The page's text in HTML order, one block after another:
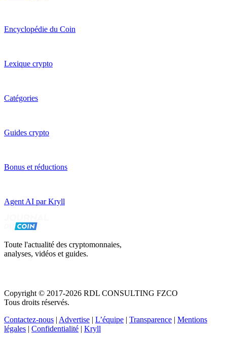
Encyclopédie du Coin
Lexique crypto
Catégories
Guides crypto
Bonus et réductions
Agent AI par Kryll
Toute l'actualité des cryptomonnaies,
analyses, vidéos et guides.
Copyright © 2017-2026 RDL CONSULTING FZCO
Tous droits réservés.
Contactez-nous | Advertise | L’équipe | Transparence | Mentions
légales | Confidentialité | Kryll